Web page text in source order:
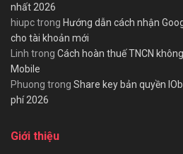
nhất 2026
hiupctrong Hướng dẫn cách nhận
cho tài khoản mới
Linh trong Cách hoàn thuế TNCN
Mobile
Phuong trong Share key bản quyền
phí 2026
Giới thiệu